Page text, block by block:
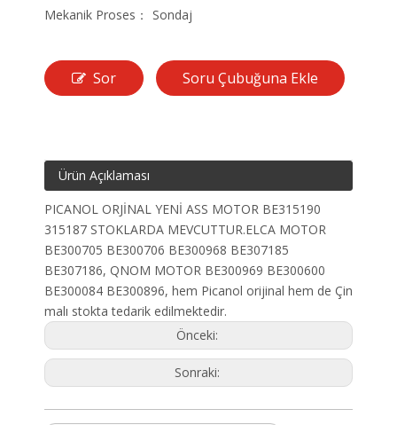
Mekanik Proses：
Sondaj
Sor Soru Çubuğuna Ekle
Ürün Açıklaması
PICANOL ORJİNAL YENİ ASS MOTOR BE315190
315187 STOKLARDA MEVCUTTUR.ELCA MOTOR
BE300705 BE300706 BE300968 BE307185
BE307186, QNOM MOTOR BE300969 BE300600
BE300084 BE300896, hem Picanol orijinal hem de Çin
malı stokta tedarik edilmektedir.
Önceki:
Sonraki: